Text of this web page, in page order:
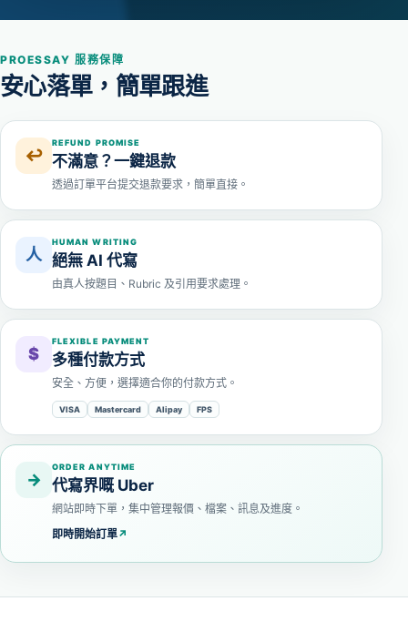
PROESSAY 服務保障
安心落單，簡單跟進
↩
REFUND PROMISE
不滿意？一鍵退款
透過訂單平台提交退款要求，簡單直接。
人
HUMAN WRITING
絕無 AI 代寫
由真人按題目、Rubric 及引用要求處理。
$
FLEXIBLE PAYMENT
多種付款方式
安全、方便，選擇適合你的付款方式。
VISA Mastercard Alipay FPS
→
ORDER ANYTIME
代寫界嘅 Uber
網站即時下單，集中管理報價、檔案、訊息及進度。
即時開始訂單↗